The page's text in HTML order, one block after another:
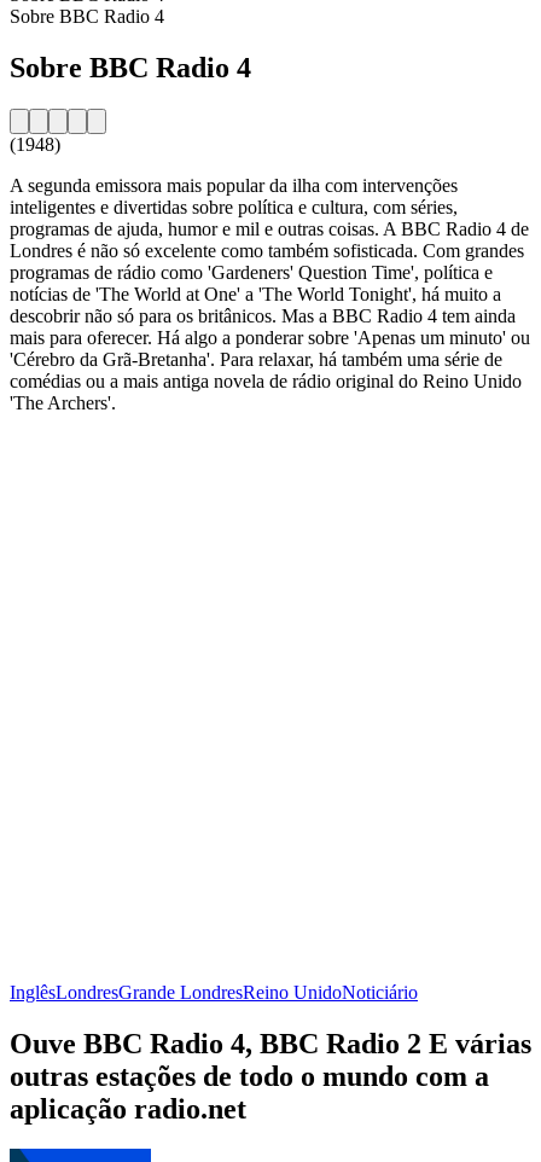
Sobre BBC Radio 4
Sobre BBC Radio 4
(1948)
A segunda emissora mais popular da ilha com intervenções
inteligentes e divertidas sobre política e cultura, com séries,
programas de ajuda, humor e mil e outras coisas. A BBC Radio 4 de
Londres é não só excelente como também sofisticada. Com grandes
programas de rádio como 'Gardeners' Question Time', política e
notícias de 'The World at One' a 'The World Tonight', há muito a
descobrir não só para os britânicos. Mas a BBC Radio 4 tem ainda
mais para oferecer. Há algo a ponderar sobre 'Apenas um minuto' ou
'Cérebro da Grã-Bretanha'. Para relaxar, há também uma série de
comédias ou a mais antiga novela de rádio original do Reino Unido
'The Archers'.
InglêsLondresGrande LondresReino UnidoNoticiário
Ouve BBC Radio 4, BBC Radio 2 E várias
outras estações de todo o mundo com a
aplicação radio.net